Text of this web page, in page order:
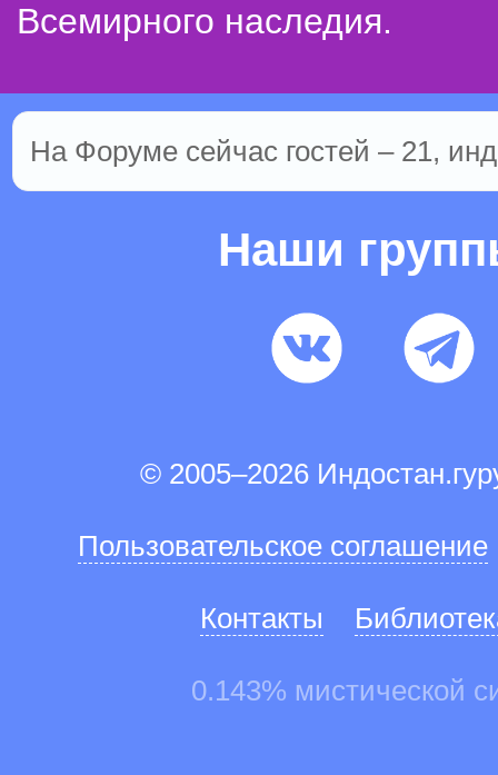
Всемирного наследия.
На Форуме сейчас гостей – 21,
Наши
© 2005–2026
Пользовательское соглашение
Контакты
0.143% мистической